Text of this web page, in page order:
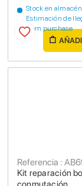
Stock en
Estimación de
from purchase
Kit reparación
Referencia :